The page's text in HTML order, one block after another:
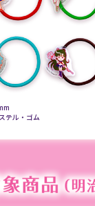
テル・ゴム